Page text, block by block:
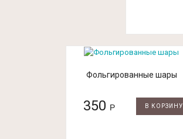
Фольгированные шары
350 Р В КОРЗИНУ